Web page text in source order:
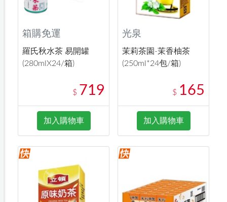
箱購免運
羅氏秋水茶 易開罐
(280mlX24/箱)
$ 719
加入購物車
光泉
茉莉茶園-茉香柚茶
(250ml*24包/箱)
$ 165
加入購物車